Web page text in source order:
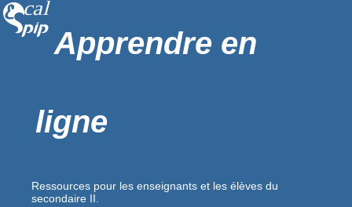
Apprendre en
ligne
Ressources pour les enseignants et les élèves du
secondaire II.